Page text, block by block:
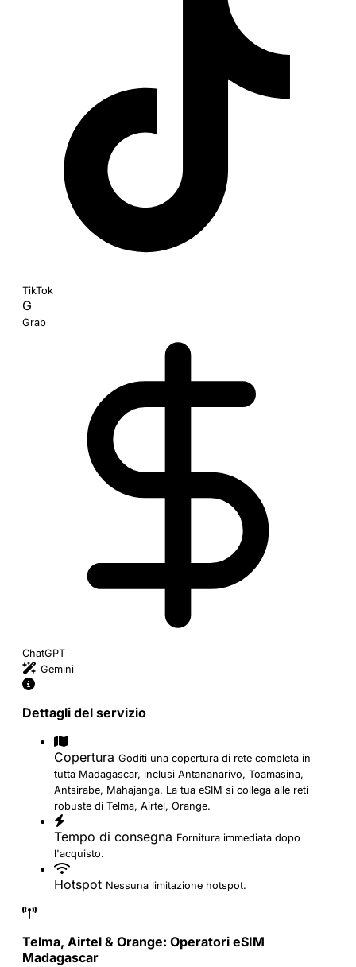
TikTok
G
Grab
ChatGPT
Gemini
Dettagli del servizio
Copertura Goditi una copertura di rete completa in
tutta Madagascar, inclusi Antananarivo, Toamasina,
Antsirabe, Mahajanga. La tua eSIM si collega alle reti
robuste di Telma, Airtel, Orange.
Tempo di consegna Fornitura immediata dopo
l'acquisto.
Hotspot Nessuna limitazione hotspot.
Telma, Airtel & Orange: Operatori eSIM
Madagascar